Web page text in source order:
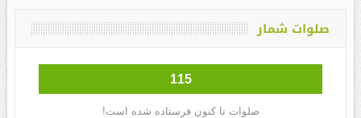
صلوات شمار
115
صلوات تا کنون فرستاده شده است!